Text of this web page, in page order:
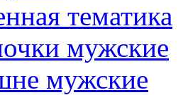
тематика
мужские
мужские